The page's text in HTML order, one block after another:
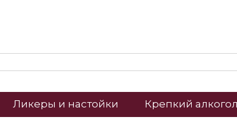
Ликеры и настойки Крепкий